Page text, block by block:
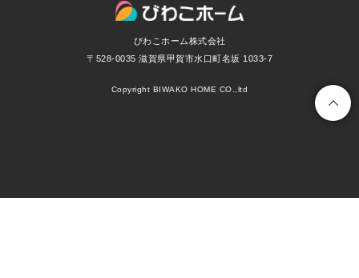
びわこホーム株式会社
〒528-0035 滋賀県甲賀市水口町名坂 1033-7
Copyright BIWAKO HOME CO.,ltd